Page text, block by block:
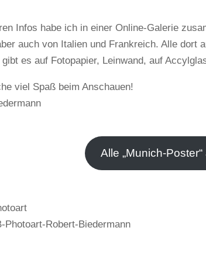
Infos habe ich in einer Online-Galerie
auch von Italien und Frankreich. Alle dort
gibt es auf Fotopapier, Leinwand, auf
viel Spaß beim Anschauen!
Alle „Munich-
Photoart-Robert-Biedermann